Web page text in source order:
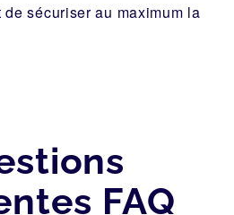
de sécuriser au maximum la
FAQ